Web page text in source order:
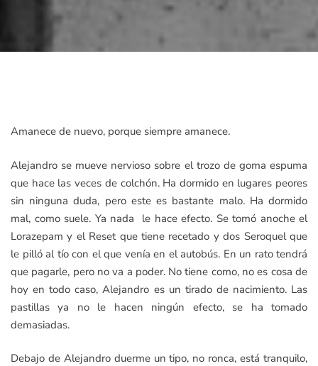
Amanece de nuevo, porque siempre amanece.
Alejandro se mueve nervioso sobre el trozo de goma espuma
que hace las veces de colchón. Ha dormido en lugares peores
sin ninguna duda, pero este es bastante malo. Ha dormido
mal, como suele. Ya nada le hace efecto. Se tomó anoche el
Lorazepam y el Reset que tiene recetado y dos Seroquel que
le pilló al tío con el que venía en el autobús. En un rato tendrá
que pagarle, pero no va a poder. No tiene como, no es cosa de
hoy en todo caso, Alejandro es un tirado de nacimiento. Las
pastillas ya no le hacen ningún efecto, se ha tomado
demasiadas.
Debajo de Alejandro duerme un tipo, no ronca, está tranquilo,